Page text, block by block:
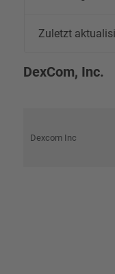
Zuletzt
DexCom, Inc.
Dexcom Inc